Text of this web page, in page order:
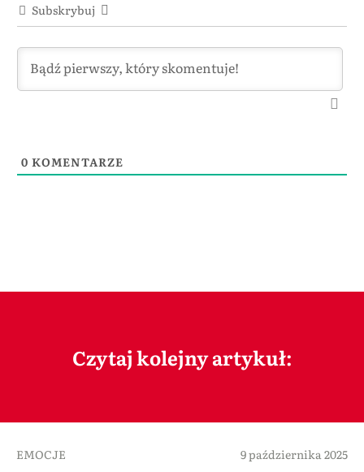
Subskrybuj
0 KOMENTARZE
Czytaj kolejny artykuł:
EMOCJE 9 października 2025